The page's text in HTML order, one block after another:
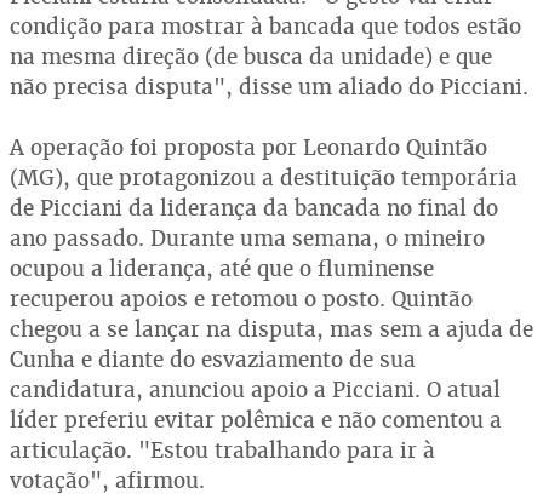
condição para mostrar à bancada que todos estão
na mesma direção (de busca da unidade) e que
não precisa disputa", disse um aliado do Picciani.
A operação foi proposta por Leonardo Quintão
(MG), que protagonizou a destituição temporária
de Picciani da liderança da bancada no final do
ano passado. Durante uma semana, o mineiro
ocupou a liderança, até que o fluminense
recuperou apoios e retomou o posto. Quintão
chegou a se lançar na disputa, mas sem a ajuda de
Cunha e diante do esvaziamento de sua
candidatura, anunciou apoio a Picciani. O atual
líder preferiu evitar polêmica e não comentou a
articulação. "Estou trabalhando para ir à
votação", afirmou.